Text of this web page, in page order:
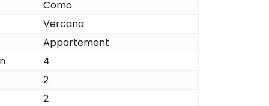
Como
Vercana
Appartement
4
2
2